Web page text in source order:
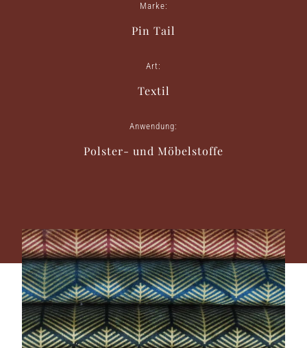
Marke:
Pin Tail
Art:
Textil
Anwendung:
Polster- und Möbelstoffe